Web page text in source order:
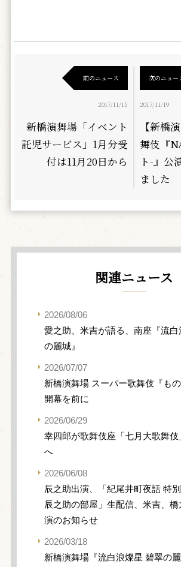
前のニュース
2017/11/15
新橋演舞場「イベント
託児サービス」1月分受
付は11月20日から
次のニュー
2017/11/19
【新橋
舞伎『
ト-』公
ました
関連ニュース
2026/08/06
愛之助、米吉が語る、南座『流
の麗城』
2026/07/07
新橋演舞場 スーパー歌舞伎『も
開幕を前に
2026/06/29
幸四郎が歌舞伎座「七月大歌舞
へ
2026/06/08
辰之助出演、「紀尾井町夜話 特
辰之助の部屋」生配信、米吉、橋
演のお知らせ
2026/03/18
新橋演舞場『流白浪燦星 碧翠の